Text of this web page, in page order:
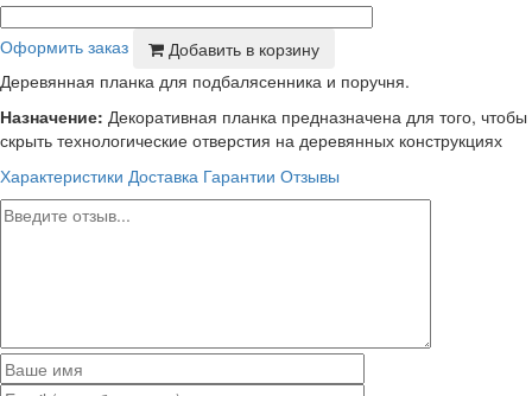
Оформить заказ
Добавить в корзину
Деревянная планка для подбалясенника и поручня.
Назначение: Декоративная планка предназначена для того, чтобы
скрыть технологические отверстия на деревянных конструкциях
Характеристики Доставка Гарантии Отзывы